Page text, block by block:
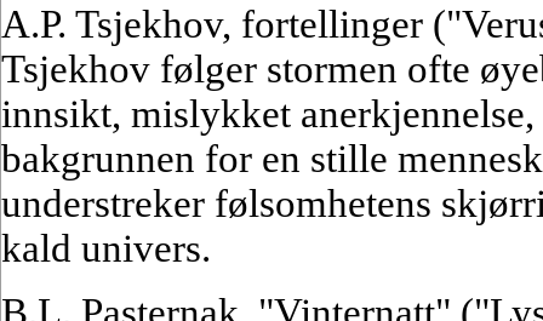
A.P. Tsjekhov, fortellinger
Tsjekhov følger stormen ofte
innsikt, mislykket
bakgrunnen for en stille
understreker følsomhetens
kald univers.
B.L. Pasternak, "Vinternatt"